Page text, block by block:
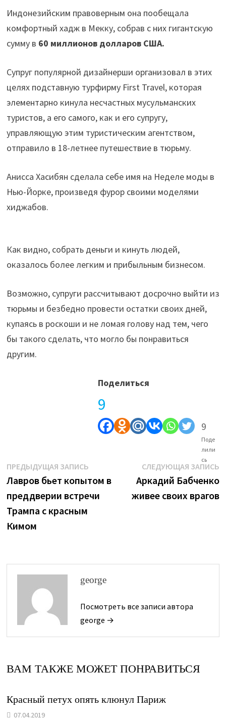
Индонезийским правоверным она пообещала
комфортный хадж в Мекку, собрав с них гигантскую
сумму в 60 миллионов долларов США.
Супруг популярной дизайнерши организовал в этих
целях подставную турфирму First Travel, которая
элементарно кинула несчастных мусульманских
туристов, а его самого, как и его супругу,
управляющую этим туристическим агентством,
отправило в 18-летнее путешествие в тюрьму.
Анисса Хасибян сделала себе имя на Неделе моды в
Нью-Йорке, произведя фурор своими моделями
хиджабов.
Как видно, собрать деньги и кинуть людей,
оказалось более легким и прибыльным бизнесом.
Возможно, супруги рассчитывают досрочно выйти из
тюрьмы и безбедно провести остатки своих дней,
купаясь в роскоши и не ломая голову над тем, чего
бы такого сделать, что могло бы понравиться
другим.
Поделиться
9
9
Поде
лили
сь
Навигация
по
записям
ПРЕДЫДУЩАЯ ЗАПИСЬПредыдущая
запись:
Лавров бьет копытом в
преддверии встречи
Трампа с красным
Кимом
СЛЕДУЮЩАЯ ЗАПИСЬ
Аркадий Бабченко
живее своих врагов
george
Посмотреть все записи автора
george →
ВАМ ТАКЖЕ МОЖЕТ ПОНРАВИТЬСЯ
Красный петух опять клюнул Париж
07.04.2019